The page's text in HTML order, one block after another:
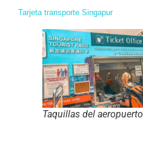
Tarjeta transporte Singapur
Taquillas del aeropuerto